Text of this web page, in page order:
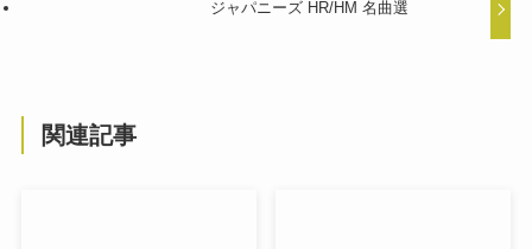
ジャパニーズ HR/HM 名曲選
関連記事